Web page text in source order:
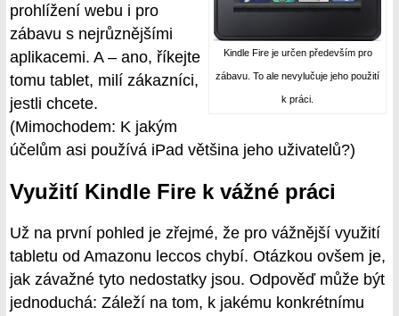
Kindle Fire je určen především pro
zábavu. To ale nevylučuje jeho použití
k práci.
prohlížení webu i pro
zábavu s nejrůznějšími
aplikacemi. A – ano, říkejte
tomu tablet, milí zákazníci,
jestli chcete.
(Mimochodem: K jakým
účelům asi používá iPad většina jeho uživatelů?)
Využití Kindle Fire k vážné práci
Už na první pohled je zřejmé, že pro vážnější využití
tabletu od Amazonu leccos chybí. Otázkou ovšem je,
jak závažné tyto nedostatky jsou. Odpověď může být
jednoduchá: Záleží na tom, k jakému konkrétnímu